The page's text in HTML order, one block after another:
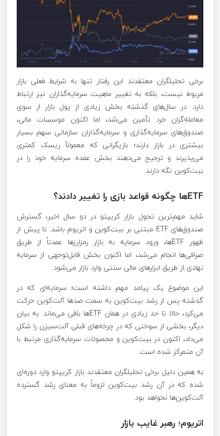
برخی تحلیلگران معتقدند این رفتار تنها به شرایط فعلی بازار
مربوط نیست، بلکه به تغییر ماهیت سرمایه‌گذاران نیز ارتباط
دارد. در سال‌های گذشته بخش زیادی از پول بازار از سوی
معامله‌گران خرد تأمین می‌شد، اما اکنون موسسات مالی،
صندوق‌های سرمایه‌گذاری و سرمایه‌گذاران سازمانی سهم بسیار
بیشتری در بازار دارند؛ بازیگرانی که معمولاً ریسک کمتری
می‌پذیرند و ترجیح می‌دهند بخش عمده سرمایه خود را در
بیت‌کوین نگه دارند.
ETFها چگونه قواعد بازی را تغییر دادند؟
شاید مهم‌ترین تحول بازار کریپتو در دو سال اخیر، گسترش
صندوق‌های ETF مبتنی بر بیت‌کوین و اتریوم باشد. تا پیش از
ظهور ETFها، ورود سرمایه به بازار رمزارزها عمدتاً از طریق
صرافی‌ها انجام می‌شد، اما اکنون بخش قابل‌توجهی از سرمایه
نهادی از طریق ابزارهای مالی سنتی وارد بازار می‌شود.
این موضوع یک پیامد مهم داشته است؛ سرمایه‌ای که در
گذشته پس از رشد بیت‌کوین به سمت صدها آلت‌کوین حرکت
می‌کرد، حالا تا حد زیادی در همان ETFها باقی می‌ماند. به بیان
دیگر، بخشی از سوختی که در چرخه‌های قبلی آلت‌سیزن را شکل
می‌داد، اکنون در بیت‌کوین و محصولات سرمایه‌گذاری مرتبط با
آن متمرکز شده است.
به همین دلیل برخی تحلیلگران معتقدند بازار کریپتو وارد دوره‌ای
شده که در آن رشد بیت‌کوین لزوماً به معنای رشد گسترده
آلت‌کوین‌ها نخواهد بود.
اتریوم؛ رهبر غایب بازار